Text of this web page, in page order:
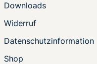
Downloads
Widerruf
Datenschutzinformation
Shop